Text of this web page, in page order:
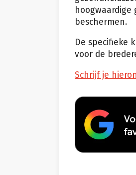
beschermen.
De specifieke
voor de
Schrijf je